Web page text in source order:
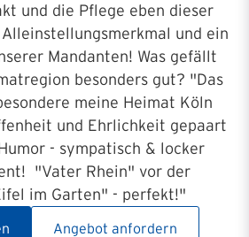
und die Pflege eben dieser
und ein
Mandanten! Was gefällt
besonders gut? "Das
meine Heimat Köln
und Ehrlichkeit gepaart
- sympatisch & locker
"Vater Rhein" vor der
im Garten" - perfekt!"
Angebot anfordern